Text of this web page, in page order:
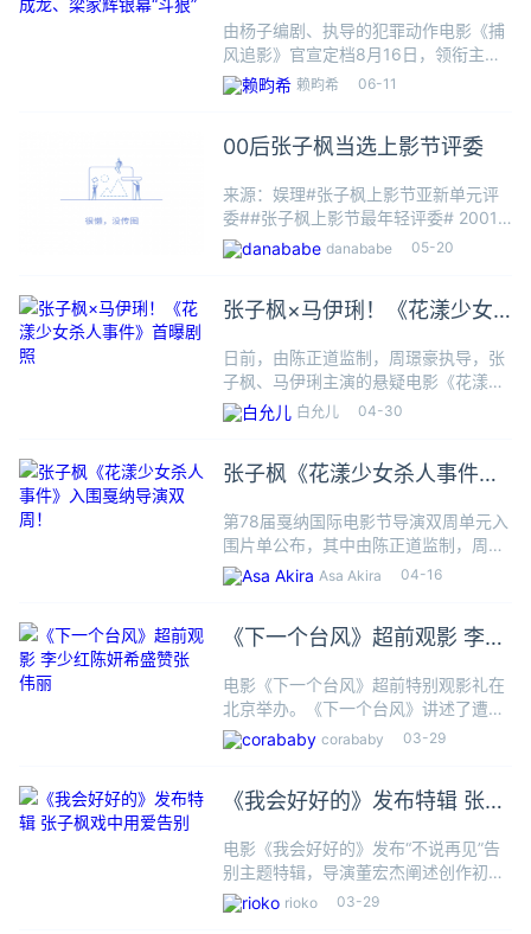
由杨子编剧、执导的犯罪动作电影《捕
风追影》官宣定档8月16日，领衔主演
成龙、张子枫，惊喜出演梁家辉，特别
推荐此沙，主演文俊辉、周政杰、王紫
照，警匪两大阵营“斗狠”亮相。
赖畇希 06-11
00后张子枫当选上影节评委
来源：娱理#张子枫上影节亚新单元评
委##张子枫上影节最年轻评委# 2001
年出生的张子枫成为今年上海电影节亚
洲新人单元评委，最年轻了！亚洲新人
Miyake，日本导
danababe 05-20
张子枫×马伊琍！《花漾少女
日前，由陈正道监制，周璟豪执导，张
子枫、马伊琍主演的悬疑电影《花漾少
女杀人事件》首曝剧照，张子枫在片中
饰演花样滑冰选手，剧照解锁了她比赛
长大的江宁（张子枫 饰）正为职
白允儿 04-30
张子枫《花漾少女杀人事件》
第78届戛纳国际电影节导演双周单元入
围片单公布，其中由陈正道监制，周璟
豪执导，张子枫、马伊琍主演的悬疑电
影《花漾少女杀人事件》入围，同时发
江宁（张子枫 饰）正为职业生
Asa Akira 04-16
《下一个台风》超前观影 李少
电影《下一个台风》超前特别观影礼在
北京举办。《下一个台风》讲述了遭遇
校园性侵的城市女孩林沫沫（张子枫
饰），与岛上土生土长的失语女孩阿汐
渡人生台风的故事。本片由李玉执导
corababy 03-29
《我会好好的》发布特辑 张子
电影《我会好好的》发布“不说再见”告
别主题特辑，导演董宏杰阐述创作初
衷：“不是为了教大家如何说再见，而是
想让大家能从中获得温暖和希望。”特辑
rioko 03-29